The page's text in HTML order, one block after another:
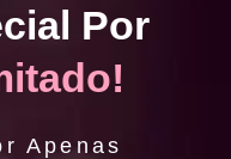
Por
Apenas